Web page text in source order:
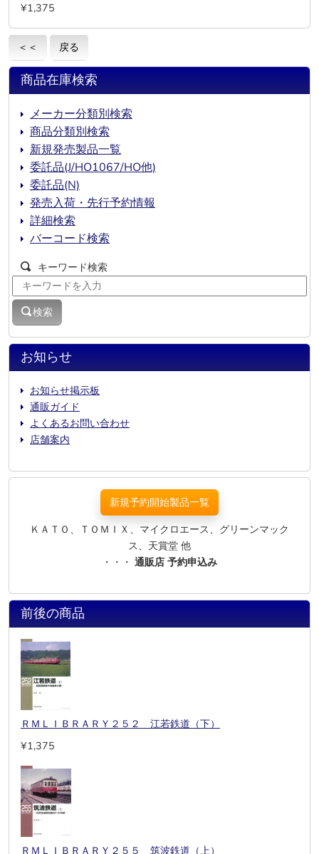
¥1,375
＜＜ 戻る
お知らせ
お知らせ掲示板
通販ガイド
よくあるお問い合わせ
店舗案内
商品在庫検索
メーカー分類別検索
商品分類別検索
新規発売製品一覧
委託品(J/HO1067/HO他)
委託品(N)
発売入荷・先行予約情報
詳細検索
バーコード検索
キーワード検索
検索
新規予約開始製品一覧
ＫＡＴＯ、ＴＯＭＩＸ、マイクロエース、グリーンマック
ス、天賞堂 他
・・・ 通販店 予約申込み
前後の商品
ＲＭＬＩＢＲＡＲＹ２５２ 江若鉄道（下）
¥1,375
ＲＭＬＩＢＲＡＲＹ２５５ 筑波鉄道（上）